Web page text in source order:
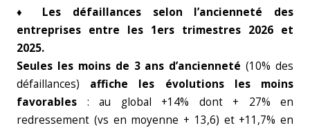
♦
Les défaillances selon l’ancienneté des
entreprises entre les 1ers trimestres 2026 et
2025.
Seules les moins de 3 ans d’ancienneté(10% des
défaillances) affiche les évolutions les moins
favorables : au global +14% dont + 27% en
redressement (vs en moyenne + 13,6) et +11,7% en